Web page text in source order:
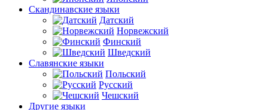
Скандинавские языки
Датский
Норвежский
Финский
Шведский
Славянские языки
Польский
Русский
Чешский
Другие языки